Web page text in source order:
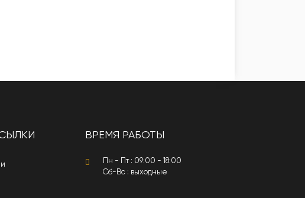
ВРЕМЯ РАБОТЫ
Пн - Пт : 09:00 - 18:00
Сб-Вс : выходные